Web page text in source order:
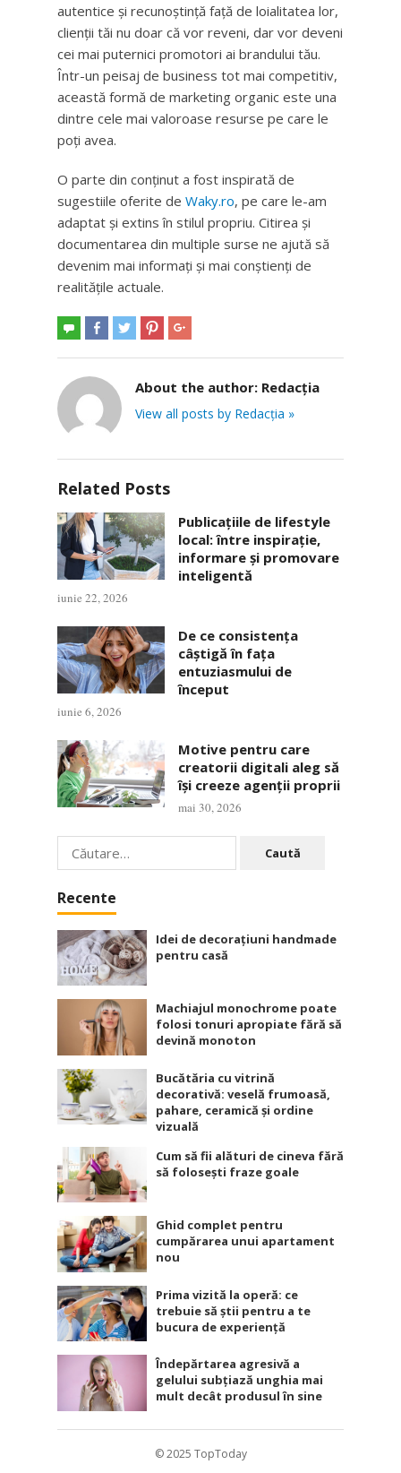
autentice și recunoștință față de loialitatea lor,
clienții tăi nu doar că vor reveni, dar vor deveni
cei mai puternici promotori ai brandului tău.
Într-un peisaj de business tot mai competitiv,
această formă de marketing organic este una
dintre cele mai valoroase resurse pe care le
poți avea.
O parte din conținut a fost inspirată de
sugestiile oferite de Waky.ro, pe care le-am
adaptat și extins în stilul propriu. Citirea și
documentarea din multiple surse ne ajută să
devenim mai informați și mai conștienți de
realitățile actuale.
About the author: Redacția
View all posts by Redacția »
Related Posts
Publicațiile de lifestyle
local: între inspirație,
informare și promovare
inteligentă
iunie 22, 2026
De ce consistența
câștigă în fața
entuziasmului de
început
iunie 6, 2026
Motive pentru care
creatorii digitali aleg să
își creeze agenții proprii
mai 30, 2026
Caută
după:
Recente
Idei de decorațiuni handmade
pentru casă
Machiajul monochrome poate
folosi tonuri apropiate fără să
devină monoton
Bucătăria cu vitrină
decorativă: veselă frumoasă,
pahare, ceramică și ordine
vizuală
Cum să fii alături de cineva fără
să folosești fraze goale
Ghid complet pentru
cumpărarea unui apartament
nou
Prima vizită la operă: ce
trebuie să știi pentru a te
bucura de experiență
Îndepărtarea agresivă a
gelului subțiază unghia mai
mult decât produsul în sine
© 2025 TopToday